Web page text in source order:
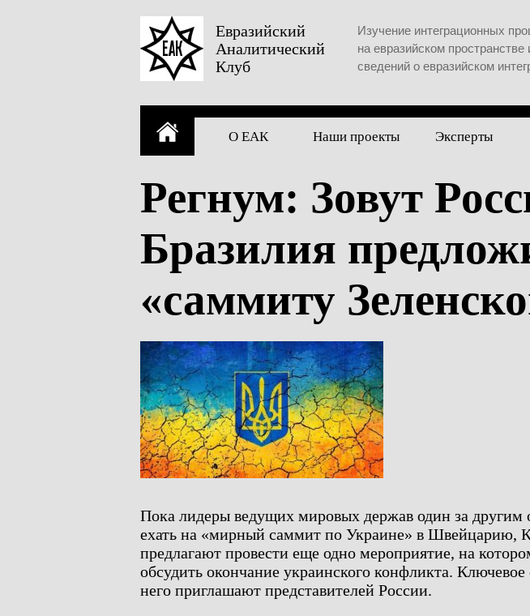
Евразийский
Аналитический
Клуб
Изучение интеграционных
на евразийском пространстве
сведений о евразийском
О ЕАК Наши проекты Эксперты
Регнум: Зовут
Бразилия
«саммиту
Пока лидеры ведущих мировых держав один за другим
ехать на «мирный саммит по Украине» в Швейцарию,
предлагают провести еще одно мероприятие, на
обсудить окончание украинского конфликта.
него приглашают представителей России.